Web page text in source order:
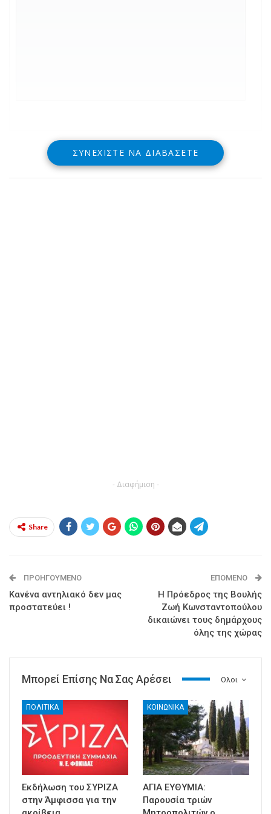
ΣΥΝΕΧΊΣΤΕ ΝΑ ΔΙΑΒΆΣΕΤΕ
- Διαφήμιση -
Share
ΠΡΟΗΓΟΎΜΕΝΟ
Κανένα αντηλιακό δεν μας
προστατεύει !
ΕΠΌΜΕΝΟ
Η Πρόεδρος της Βουλής
Ζωή Κωνσταντοπούλου
δικαιώνει τους δημάρχους
όλης της χώρας
Ολοι
Μπορεί Επίσης Να Σας Αρέσει
ΠΟΛΙΤΙΚΑ
Εκδήλωση του ΣΥΡΙΖΑ
στην Άμφισσα για την
ΚΟΙΝΩΝΙΚΑ
ΑΓΙΑ ΕΥΘΥΜΙΑ:
Παρουσία τριών